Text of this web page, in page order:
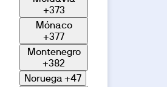
+373
Mónaco
+377
Montenegro
+382
Noruega+47